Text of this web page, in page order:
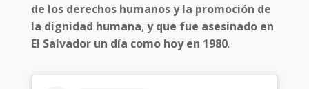
de los derechos humanos y la promoción de
la dignidad humana, y que fue asesinado en
El Salvador un día como hoy en 1980.